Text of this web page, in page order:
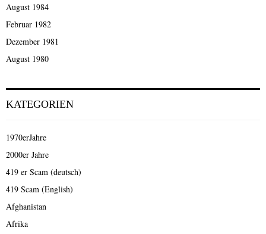
August 1984
Februar 1982
Dezember 1981
August 1980
KATEGORIEN
1970erJahre
2000er Jahre
419 er Scam (deutsch)
419 Scam (English)
Afghanistan
Afrika